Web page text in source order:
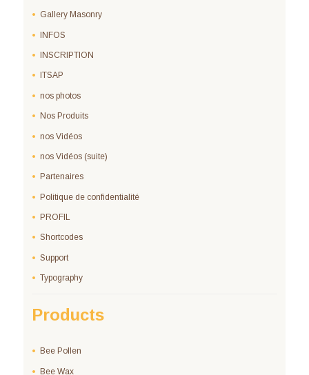
Gallery Masonry
INFOS
INSCRIPTION
ITSAP
nos photos
Nos Produits
nos Vidéos
nos Vidéos (suite)
Partenaires
Politique de confidentialité
PROFIL
Shortcodes
Support
Typography
Products
Bee Pollen
Bee Wax